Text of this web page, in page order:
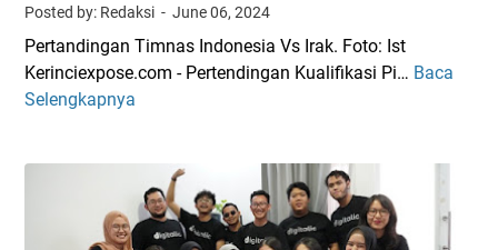
Posted by: Redaksi June 06, 2024
Pertandingan Timnas Indonesia Vs Irak. Foto: Ist
Kerinciexpose.com - Pertendingan Kualifikasi Pi… Baca
Selengkapnya
L
i